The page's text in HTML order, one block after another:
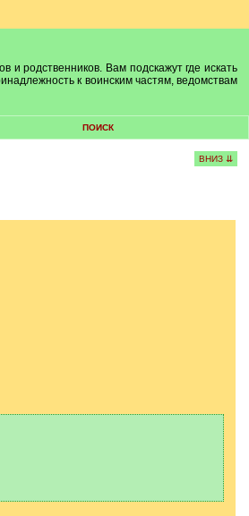
и родственников. Вам подскажут где искать
к воинским частям, ведомствам
ПОИСК
ВНИЗ ⇊